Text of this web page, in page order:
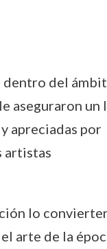
dentro del
aseguraron un
apreciadas por
artistas
lo
arte de la